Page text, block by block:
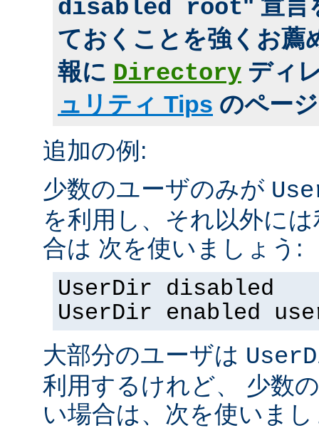
disabled root" 宣言
ておくことを強くお薦
報に Directory ディ
ュリティ Tips のペー
追加の例:
少数のユーザのみが
を利用し、それ以外に
合は 次を使いましょう:
UserDir disabled
UserDir enabled
大部分のユーザは
利用するけれど、 少数
い場合は、次を使いま